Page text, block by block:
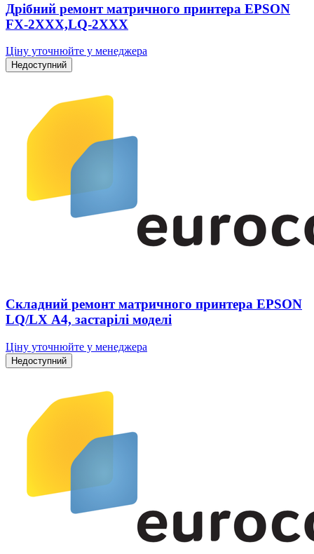
Дрібний ремонт матричного принтера EPSON
FX-2XXX,LQ-2XXX
Ціну уточнюйте у менеджера
Недоступний
Складний ремонт матричного принтера EPSON
LQ/LX А4, застарілі моделі
Ціну уточнюйте у менеджера
Недоступний